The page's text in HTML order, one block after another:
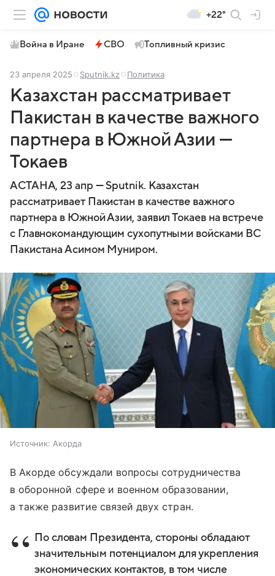
+22°
Война в Иране СВО Топливный кризис
23 апреля 2025 Sputnik.kz Политика
Казахстан рассматривает
Пакистан в качестве важного
партнера в Южной Азии —
Токаев
АСТАНА, 23 апр — Sputnik. Казахстан
рассматривает Пакистан в качестве важного
партнера в Южной Азии, заявил Токаев на встрече
с Главнокомандующим сухопутными войсками ВС
Пакистана Асимом Муниром.
Источник: Акорда
В Акорде обсуждали вопросы сотрудничества
в оборонной сфере и военном образовании,
а также развитие связей двух стран.
По словам Президента, стороны обладают
значительным потенциалом для укрепления
экономических контактов, в том числе